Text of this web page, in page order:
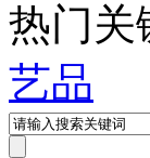
热门关
艺品